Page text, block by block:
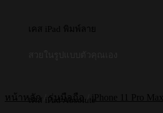
เคส iPad พิมพ์ลาย
เคส iPad Absolute
หน้าหลัก / รุ่นมือถือ / iPhone 11 Pro Max